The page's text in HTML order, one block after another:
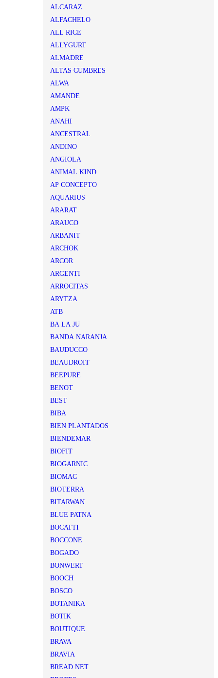
ALCARAZ
ALFACHELO
ALL RICE
ALLYGURT
ALMADRE
ALTAS CUMBRES
ALWA
AMANDE
AMPK
ANAHI
ANCESTRAL
ANDINO
ANGIOLA
ANIMAL KIND
AP CONCEPTO
AQUARIUS
ARARAT
ARAUCO
ARBANIT
ARCHOK
ARCOR
ARGENTI
ARROCITAS
ARYTZA
ATB
BA LA JU
BANDA NARANJA
BAUDUCCO
BEAUDROIT
BEEPURE
BENOT
BEST
BIBA
BIEN PLANTADOS
BIENDEMAR
BIOFIT
BIOGARNIC
BIOMAC
BIOTERRA
BITARWAN
BLUE PATNA
BOCATTI
BOCCONE
BOGADO
BONWERT
BOOCH
BOSCO
BOTANIKA
BOTIK
BOUTIQUE
BRAVA
BRAVIA
BREAD NET